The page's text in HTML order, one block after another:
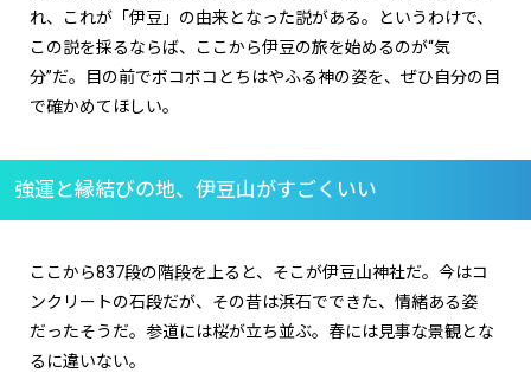
れ、これが「伊豆」の由来となった説がある。というわけで、
この説を採るならば、ここから伊豆の旅を始めるのが“気
分”だ。目の前でボコボコとちはやふる神の姿を、ぜひ自分の目
で確かめてほしい。
強運と縁結びの地、伊豆山がすごくいい
ここから837段の階段を上ると、そこが伊豆山神社だ。今はコ
ンクリートの石段だが、その昔は浜石でできた、情緒ある姿
だったそうだ。参道には桜が立ち並ぶ。春には見事な景観とな
るに違いない。